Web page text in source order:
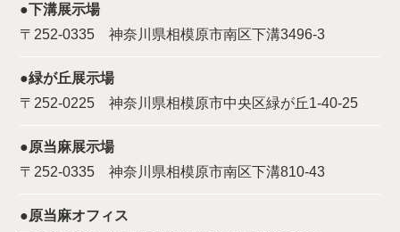
●下溝展示場
〒252-0335 神奈川県相模原市南区下溝3496-3
●緑が丘展示場
〒252-0225 神奈川県相模原市中央区緑が丘1-40-25
●原当麻展示場
〒252-0335 神奈川県相模原市南区下溝810-43
●原当麻オフィス